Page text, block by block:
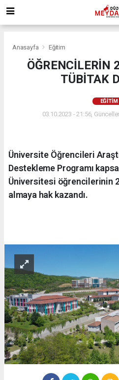
Anasayfa Eğitim
ÖĞRENCİLERİN
TÜBİTAK
EĞITIM
03.10.2023 - 21:56,
Üniversite Öğrencileri
Destekleme Programı
Üniversitesi öğrencilerinin
almaya hak kazandı.